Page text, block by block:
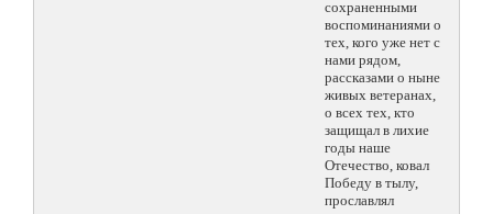
сохраненными
воспоминаниями о
тех, кого уже нет с
нами рядом,
рассказами о ныне
живых ветеранах,
о всех тех, кто
защищал в лихие
годы наше
Отечество, ковал
Победу в тылу,
прославлял